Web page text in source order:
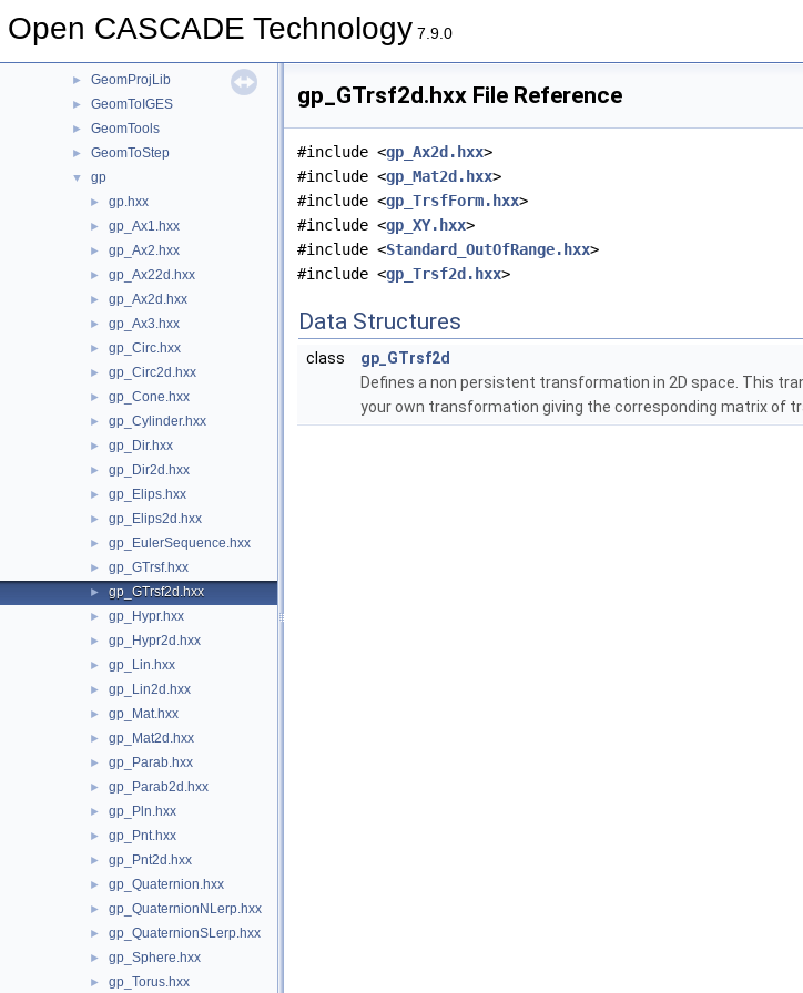
Open CASCADE Technology 7.9.0
► GeomLProp
► GeomProjLib
► GeomToIGES
► GeomTools
► GeomToStep
▼ gp
► gp.hxx
► gp_Ax1.hxx
► gp_Ax2.hxx
► gp_Ax22d.hxx
► gp_Ax2d.hxx
► gp_Ax3.hxx
► gp_Circ.hxx
► gp_Circ2d.hxx
► gp_Cone.hxx
► gp_Cylinder.hxx
► gp_Dir.hxx
► gp_Dir2d.hxx
► gp_Elips.hxx
► gp_Elips2d.hxx
► gp_EulerSequence.hxx
► gp_GTrsf.hxx
► gp_GTrsf2d.hxx
► gp_Hypr.hxx
► gp_Hypr2d.hxx
► gp_Lin.hxx
► gp_Lin2d.hxx
► gp_Mat.hxx
► gp_Mat2d.hxx
► gp_Parab.hxx
► gp_Parab2d.hxx
► gp_Pln.hxx
► gp_Pnt.hxx
► gp_Pnt2d.hxx
► gp_Quaternion.hxx
► gp_QuaternionNLerp.hxx
► gp_QuaternionSLerp.hxx
► gp_Sphere.hxx
► gp_Torus.hxx
gp_GTrsf2d.hxx File Reference
#include <gp_Ax2d.hxx>
#include <gp_Mat2d.hxx>
#include <gp_TrsfForm.hxx>
#include <gp_XY.hxx>
#include <Standard_OutOfRange.hxx>
#include <gp_Trsf2d.hxx>
Data Structures
class
gp_GTrsf2d
Defines a non persistent transformation in 2D space. This
your own transformation giving the corresponding matrix of